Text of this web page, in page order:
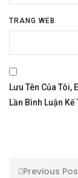
TRANG WEB
Lưu Tên Của Tôi,
Lần Bình Luận Kế
Previous